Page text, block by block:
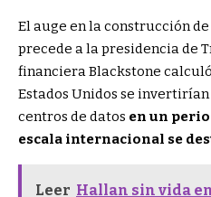
El auge en la construcción
precede a la presidencia de
financiera Blackstone
Estados Unidos se
centros de datos en un
escala internacional se
Leer Hallan sin vida